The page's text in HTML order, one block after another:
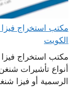
الكويت
مكتب استخراج
أنواع تأشيرات
الرسمية أو فيزا